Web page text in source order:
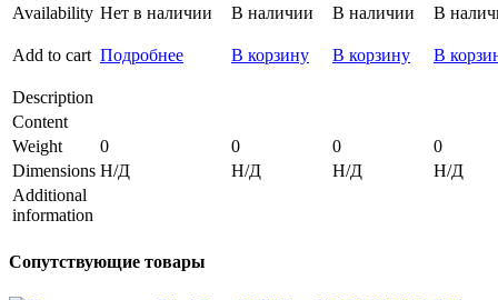
Availability Нет в наличии В наличии В наличии В
Add to cart Подробнее В корзину В корзину В
Description
Content
Weight
0 0 0
0
Dimensions Н/Д Н/Д Н/Д
Н/Д
Additional
information
Сопутствующие товары